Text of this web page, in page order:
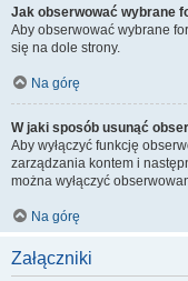
Jak obserwować wybrane
Aby obserwować wybrane
się na dole strony.
Na górę
W jaki sposób usunąć
Aby wyłączyć funkcję
zarządzania kontem i
można wyłączyć
Na górę
Załączniki